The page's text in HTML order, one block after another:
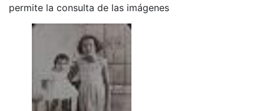
permite la consulta de las imágenes